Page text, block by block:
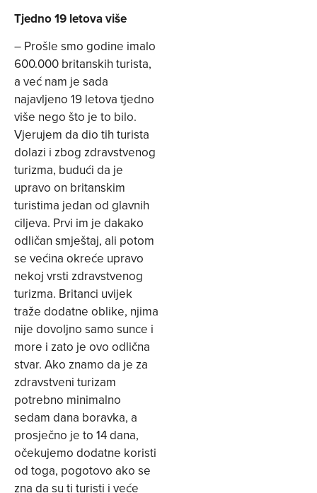
Tjedno 19 letova više
– Prošle smo godine imalo
600.000 britanskih turista,
a već nam je sada
najavljeno 19 letova tjedno
više nego što je to bilo.
Vjerujem da dio tih turista
dolazi i zbog zdravstvenog
turizma, budući da je
upravo on britanskim
turistima jedan od glavnih
ciljeva. Prvi im je dakako
odličan smještaj, ali potom
se većina okreće upravo
nekoj vrsti zdravstvenog
turizma. Britanci uvijek
traže dodatne oblike, njima
nije dovoljno samo sunce i
more i zato je ovo odlična
stvar. Ako znamo da je za
zdravstveni turizam
potrebno minimalno
sedam dana boravka, a
prosječno je to 14 dana,
očekujemo dodatne koristi
od toga, pogotovo ako se
zna da su ti turisti i veće